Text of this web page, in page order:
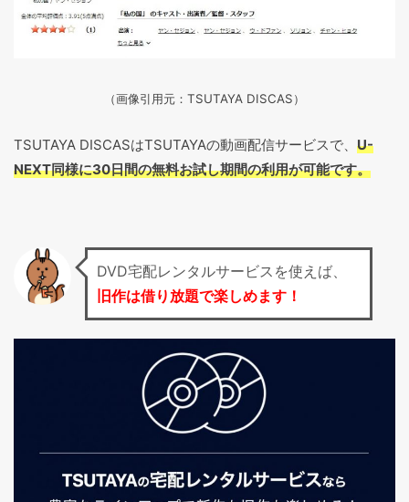
（画像引用元：TSUTAYA DISCAS）
TSUTAYA DISCASはTSUTAYAの動画配信サービスで、 U-
NEXT同様に30日間の無料お試し期間の利用が可能です。
DVD宅配レンタルサービスを使えば、
旧作は借り放題で楽しめます！